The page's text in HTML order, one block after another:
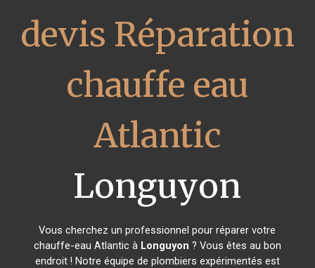
devis Réparation
chauffe eau
Atlantic
Longuyon
Vous cherchez un professionnel pour réparer votre
chauffe-eau Atlantic à Longuyon ? Vous êtes au bon
endroit ! Notre équipe de plombiers expérimentés est